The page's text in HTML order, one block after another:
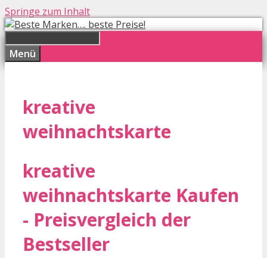
Springe zum Inhalt
Menü
kreative
weihnachtskarte
kreative
weihnachtskarte Kaufen
- Preisvergleich der
Bestseller